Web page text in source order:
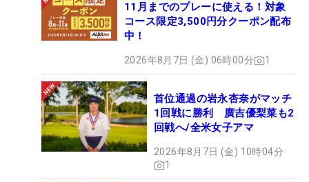
11月までのプレーに使える！対象
コース限定3,500円分クーポン配布
中！
2026年8月7日 (金) 06時00分 1
首位通過の岩永杏奈がマッチ
1回戦に勝利 廣吉優梨菜も2
回戦へ/全米女子アマ
2026年8月7日 (金) 10時04分
1